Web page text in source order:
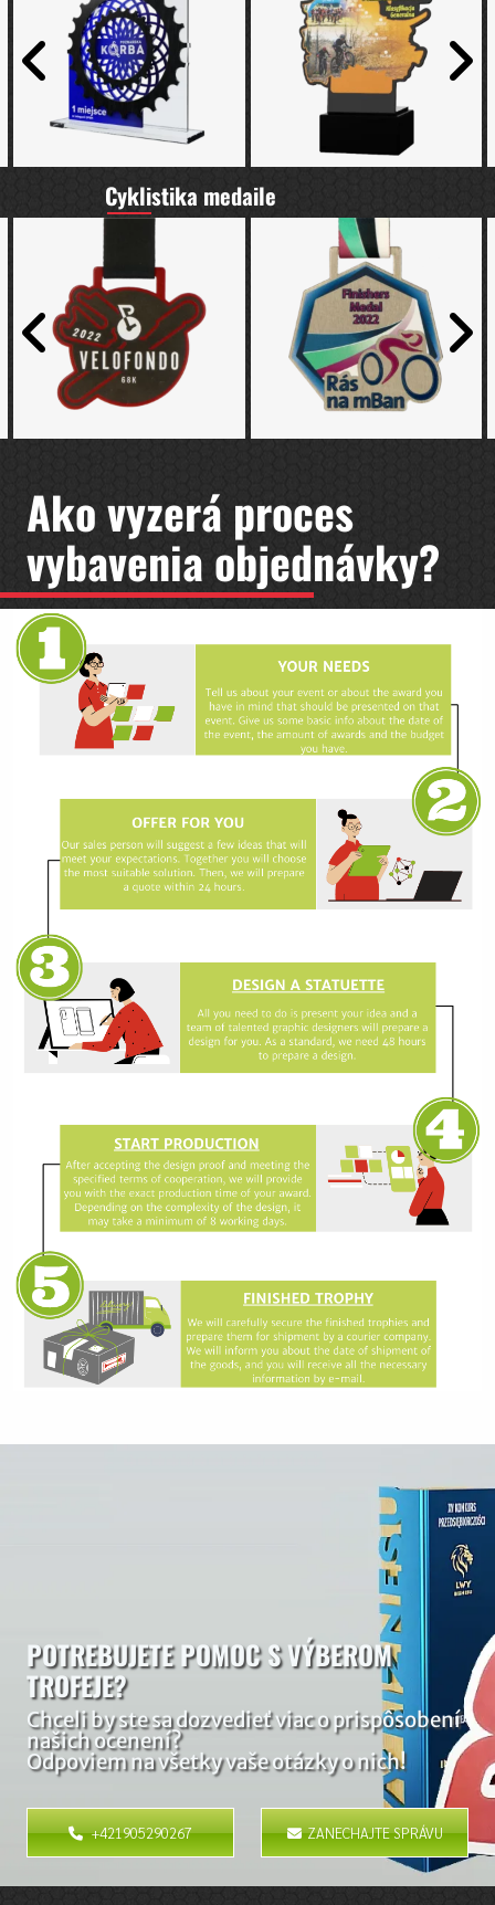
Cyklistika medaile
Ako vyzerá proces
vybavenia objednávky?
POTREBUJETE POMOC S VÝBEROM
TROFEJE?
Chceli by ste sa dozvedieť viac o prispôsobení
našich ocenení?
Odpoviem na všetky vaše otázky o nich!
+421905290267 ZANECHAJTE SPRÁVU